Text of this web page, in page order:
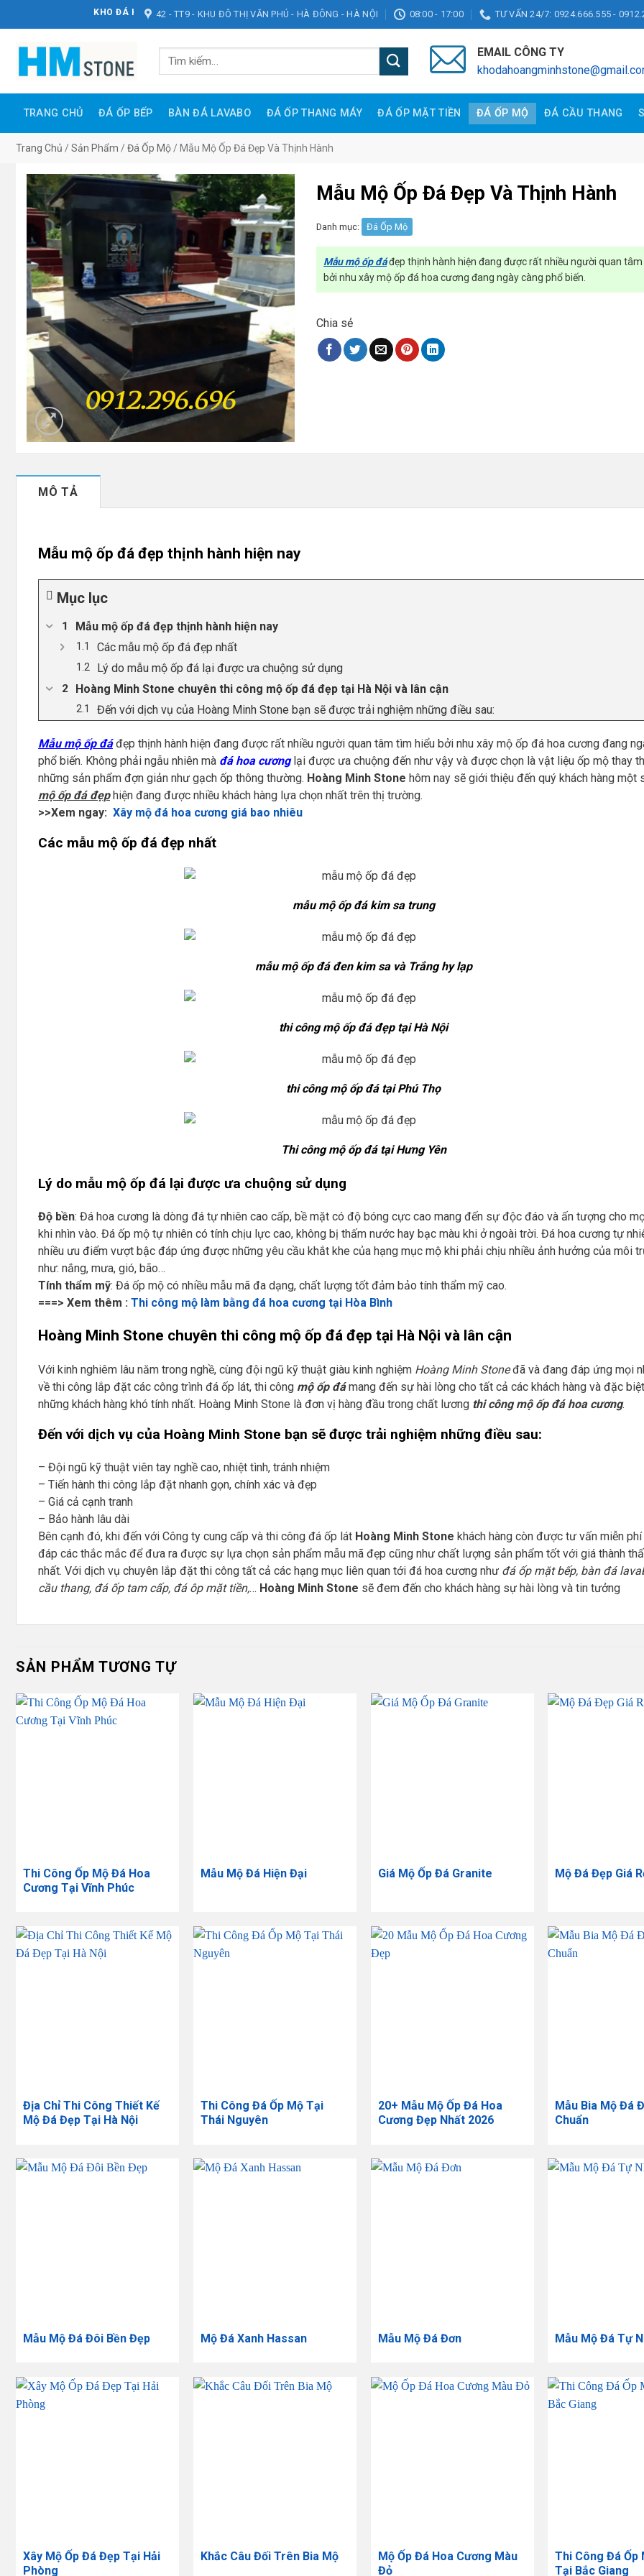
qua
KHO ĐÁ HOÀNG MINH STONE42 - TT9 - KHU ĐÔ THỊ VĂN PHÚ - HÀ ĐÔNG - HÀ NỘI 08:00 - 17:00 TƯ VẤN 24/7: 0924.666.555 -
Tìm
kiếm:
EMAIL CÔNG TY
TRANG CHỦ ĐÁ ỐP BẾP BÀN ĐÁ LAVABO ĐÁ ỐP THANG MÁY ĐÁ ỐP MẶT TIỀN ĐÁ ỐP MỘ ĐÁ CẦU THANG
Trang Chủ / Sản Phẩm / Đá Ốp Mộ / Mẫu Mộ Ốp Đá Đẹp Và Thịnh Hành
Mẫu Mộ Ốp Đá Đẹp Và Thịnh Hành
Danh mục: Đá Ốp Mộ
Mẫu mộ ốp đáđẹp thịnh hành hiện đang được rất nhiều người quan
bởi nhu xây mộ ốp đá hoa cương đang ngày càng phổ biến.
Chia sẻ
MÔ TẢ
Mẫu mộ ốp đá đẹp thịnh hành hiện nay
Mục lục
Mẫu mộ ốp đá đẹp thịnh hành hiện nay
Các mẫu mộ ốp đá đẹp nhất
Lý do mẫu mộ ốp đá lại được ưa chuộng sử dụng
Hoàng Minh Stone chuyên thi công mộ ốp đá đẹp tại Hà Nội và lân cận
Đến với dịch vụ của Hoàng Minh Stone bạn sẽ được trải nghiệm những điều sau:
Mẫu mộ ốp đáđẹp thịnh hành hiện đang được rất nhiều người quan tâm tìm hiểu bởi nhu xây mộ ốp đá hoa cương đang
phổ biến. Không phải ngẫu nhiên mà đá hoa cươnglại được ưa chuộng đến như vậy và được chọn là vật liệu ốp mộ thay
những sản phẩm đợn giản như gạch ốp thông thường. Hoàng Minh Stone hôm nay sẽ giới thiệu đến quý khách hàng một
mộ ốp đá đẹphiện đang được nhiều khách hàng lựa chọn nhất trên thị trường.
>>Xem ngay: Xây mộ đá hoa cương giá bao nhiêu
Các mẫu mộ ốp đá đẹp nhất
mẫu mộ ốp đá kim sa trung
mẫu mộ ốp đá đen kim sa và Trắng hy lạp
thi công mộ ốp đá đẹp tại Hà Nội
thi công mộ ốp đá tại Phú Thọ
Thi công mộ ốp đá tại Hưng Yên
Lý do mẫu mộ ốp đá lại được ưa chuộng sử dụng
Độ bền: Đá hoa cương là dòng đá tự nhiên cao cấp, bề mặt có độ bóng cực cao mang đến sự độc đáo và ấn tượng cho
khi nhìn vào. Đá ốp mộ tự nhiên có tính chịu lực cao, không bị thấm nước hay bạc màu khi ở ngoài trời. Đá hoa cương tự
nhiều ưu điểm vượt bậc đáp ứng được những yêu cầu khắt khe của hạng mục mộ khi phải chịu nhiều ảnh hưởng của môi
như: nắng, mưa, gió, bão…
Tính thẩm mỹ: Đá ốp mộ có nhiều mẫu mã đa dạng, chất lượng tốt đảm bảo tính thẩm mỹ cao.
===> Xem thêm : Thi công mộ làm bằng đá hoa cương tại Hòa Bình
Hoàng Minh Stone chuyên thi công mộ ốp đá đẹp tại Hà Nội và lân cận
Với kinh nghiêm lâu năm trong nghề, cùng đội ngũ kỹ thuật giàu kinh nghiệm Hoàng Minh Stoneđã và đang đáp ứng mọi
về thi công lắp đặt các công trình đá ốp lát, thi công mộ ốp đámang đến sự hài lòng cho tất cả các khách hàng và đặc
những khách hàng khó tính nhất. Hoàng Minh Stone là đơn vị hàng đầu trong chất lương thi công mộ ốp đá hoa cương.
Đến với dịch vụ của Hoàng Minh Stone bạn sẽ được trải nghiệm những điều sau:
– Đội ngũ kỹ thuật viên tay nghề cao, nhiệt tình, tránh nhiệm
– Tiến hành thi công lắp đặt nhanh gọn, chính xác và đẹp
– Giá cả cạnh tranh
– Bảo hành lâu dài
Bên cạnh đó, khi đến với Công ty cung cấp và thi công đá ốp lát Hoàng Minh Stone khách hàng còn được tư vấn miễn
đáp các thắc mắc để đưa ra được sự lựa chọn sản phẩm mẫu mã đẹp cũng như chất lượng sản phẩm tốt với giá thành
nhất. Với dịch vụ chuyên lắp đặt thi công tất cả các hạng mục liên quan tới đá hoa cương như đá ốp mặt bếp, bàn đá
cầu thang, đá ốp tam cấp, đá ôp mặt tiền,… Hoàng Minh Stone sẽ đem đến cho khách hàng sự hài lòng và tin tưởng
SẢN PHẨM TƯƠNG TỰ
Thi Công Ốp Mộ Đá Hoa
Cương Tại Vĩnh Phúc
Mẫu Mộ Đá Hiện Đại Giá Mộ Ốp Đá Granite Mộ Đá Đẹp Giá
Địa Chỉ Thi Công Thiết Kế
Mộ Đá Đẹp Tại Hà Nội
Thi Công Đá Ốp Mộ Tại
Thái Nguyên
20+ Mẫu Mộ Ốp Đá Hoa
Cương Đẹp Nhất 2026
Mẫu Bia Mộ Đá
Chuẩn
Mẫu Mộ Đá Đôi Bền Đẹp Mộ Đá Xanh Hassan Mẫu Mộ Đá Đơn Mẫu Mộ Đá Tự
Xây Mộ Ốp Đá Đẹp Tại Hải
Phòng
Khắc Câu Đối Trên Bia Mộ
Mộ Ốp Đá Hoa Cương Màu
Đỏ
Thi Công Đá Ốp
Tại Bắc Giang